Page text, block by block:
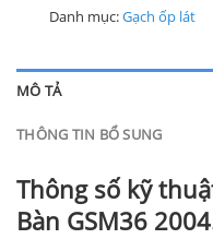
Danh mục:Gạch ốp lát
MÔ TẢ
THÔNG TIN BỔ SUNG
Thông số kỹ
Bàn GSM36